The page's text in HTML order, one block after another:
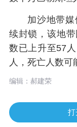
加沙地带
续封锁，该地
数已上升至57
人，死亡人数可
编辑：郝建荣
打